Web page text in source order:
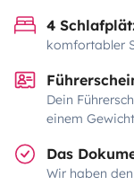
4
komfortabler
Dein
einem
Das
Wir haben